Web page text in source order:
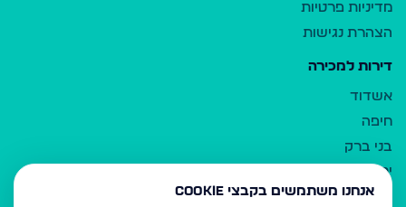
מדיניות פרטיות
הצהרת נגישות
דירות למכירה
אשדוד
חיפה
בני ברק
ירושלים
אלעד
אנחנו משתמשים בקבצי Cookie